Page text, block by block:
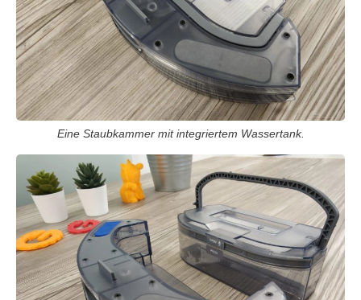
Eine Staubkammer mit integriertem Wassertank.